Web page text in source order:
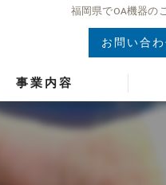
福岡県でOA機器の
お問い合
事業内容